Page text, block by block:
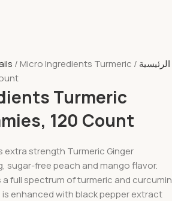
الرئيسية
Micro Ingredients Turmeric
Turmeric
120 Count
extra strength Turmeric Ginger
sugar-free peach and mango flavor.
full spectrum of turmeric and curcumin
enhanced with black pepper extract